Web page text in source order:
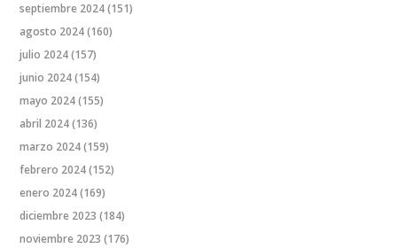
septiembre 2024(151)
agosto 2024(160)
julio 2024(157)
junio 2024(154)
mayo 2024(155)
abril 2024(136)
marzo 2024(159)
febrero 2024(152)
enero 2024(169)
diciembre 2023 (184)
noviembre 2023 (176)